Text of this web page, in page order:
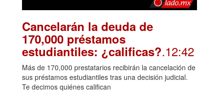
Cancelarán la deuda de
170,000 préstamos
estudiantiles: ¿calificas?.12:42
Más de 170,000 prestatarios recibirán la cancelación de
sus préstamos estudiantiles tras una decisión judicial.
Te decimos quiénes califican